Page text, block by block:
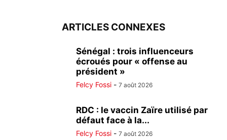
ARTICLES CONNEXES
Sénégal : trois influenceurs
écroués pour « offense au
président »
Felcy Fossi - 7 août 2026
RDC : le vaccin Zaïre utilisé par
défaut face à la...
Felcy Fossi - 7 août 2026